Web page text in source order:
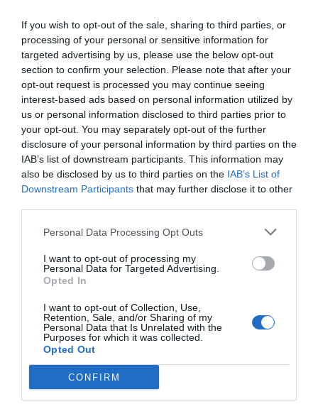
If you wish to opt-out of the sale, sharing to third parties, or
processing of your personal or sensitive information for
targeted advertising by us, please use the below opt-out
section to confirm your selection. Please note that after your
opt-out request is processed you may continue seeing
interest-based ads based on personal information utilized by
us or personal information disclosed to third parties prior to
your opt-out. You may separately opt-out of the further
disclosure of your personal information by third parties on the
IAB’s list of downstream participants. This information may
also be disclosed by us to third parties on the IAB’s List of
Downstream Participants that may further disclose it to other
Personal Data Processing Opt Outs
I want to opt-out of processing my
Personal Data for Targeted Advertising.
Opted In
I want to opt-out of Collection, Use,
Retention, Sale, and/or Sharing of my
Personal Data that Is Unrelated with the
Purposes for which it was collected.
Opted Out
CONFIRM
Η ανωνυμία είναι το καλύτερο κρησφύγετο δειλίας και
χυδαιότητας!
Σχόλια 0
ΟΝΟΜΑ
ΤΙΤΛΟΣ